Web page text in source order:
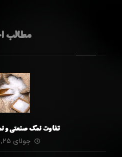
مطالب
تفاوت نمک صنعتی و
جولای ۲۵, ۲۰۲۶